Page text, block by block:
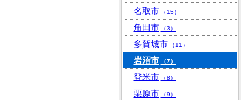
名取市 （15）
角田市 （3）
多賀城市 （11）
岩沼市 （7）
登米市 （8）
栗原市 （9）